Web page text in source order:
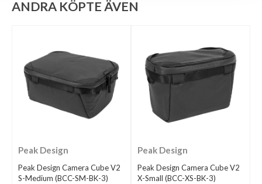
ANDRA KÖPTE ÄVEN
Peak Design
Peak Design Camera Cube V2
S-Medium (BCC-SM-BK-3)
Peak Design
Peak Design Camera Cube V2
X-Small (BCC-XS-BK-3)